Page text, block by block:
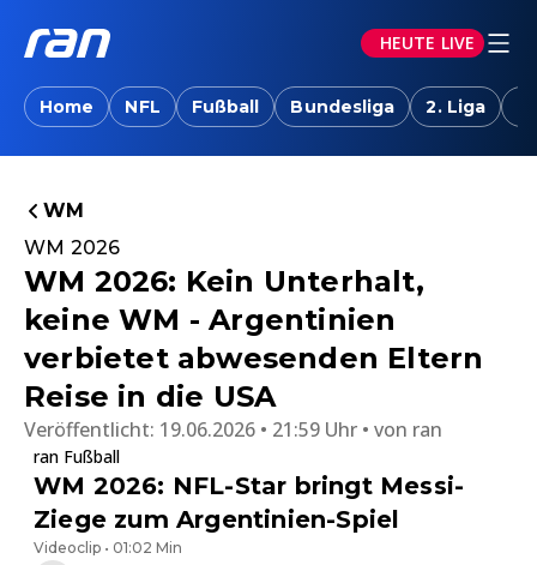
HEUTE LIVE
Home NFL Fußball Bundesliga 2. Liga
WM
WM 2026
WM 2026: Kein Unterhalt,
keine WM - Argentinien
verbietet abwesenden Eltern
Reise in die USA
Veröffentlicht: 19.06.2026 • 21:59 Uhr von ran
ran Fußball
WM 2026: NFL-Star bringt Messi-
Ziege zum Argentinien-Spiel
Videoclip • 01:02 Min